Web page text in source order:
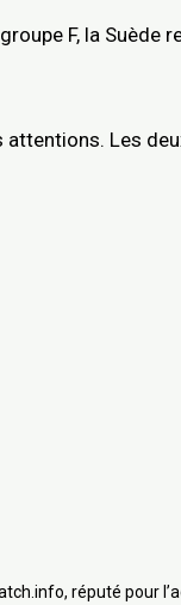
F, la
attentions. Les
réputé pour